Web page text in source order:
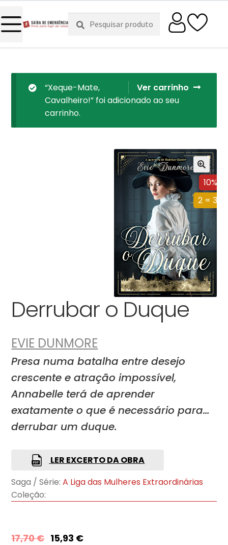
Pesquisar
por:
Pesquisa
Ver carrinho
“Xeque-Mate,
Cavalheiro!” foi adicionado ao seu
carrinho.
10%
2 = 3
Derrubar o Duque
EVIE DUNMORE
Presa numa batalha entre desejo
crescente e atração impossível,
Annabelle terá de aprender
exatamente o que é necessário para…
derrubar um duque.
LER EXCERTO DA OBRA
Saga / Série: A Liga das Mulheres Extraordinárias
Coleção:
17,70€ 15,93 €